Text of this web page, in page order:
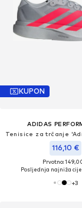
KUPON
ADIDAS
Tenisice za trčanje
116,10 €
Prvotno:
Posljednja najniža
+3